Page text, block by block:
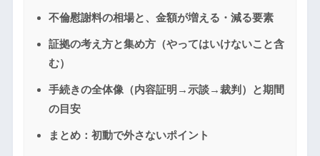
不倫慰謝料の相場と、金額が増える・減る要素
証拠の考え方と集め方（やってはいけないこと含
む）
手続きの全体像（内容証明→示談→裁判）と期間
の目安
まとめ：初動で外さないポイント